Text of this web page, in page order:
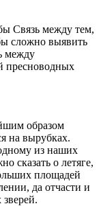
Связь между тем,
сложно выявить
между
пресноводных
образом
на вырубках.
из наших
сказать о летяге,
площадей
да отчасти и